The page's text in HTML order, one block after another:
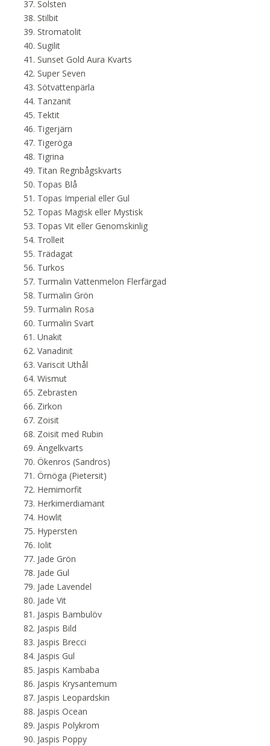
Solsten
Stilbit
Stromatolit
Sugilit
Sunset Gold Aura Kvarts
Super Seven
Sötvattenpärla
Tanzanit
Tektit
Tigerjärn
Tigeröga
Tigrina
Titan Regnbågskvarts
Topas Blå
Topas Imperial eller Gul
Topas Magisk eller Mystisk
Topas Vit eller Genomskinlig
Trolleit
Trädagat
Turkos
Turmalin Vattenmelon Flerfärgad
Turmalin Grön
Turmalin Rosa
Turmalin Svart
Unakit
Vanadinit
Variscit Uthål
Wismut
Zebrasten
Zirkon
Zoisit
Zoisit med Rubin
Ängelkvarts
Ökenros (Sandros)
Örnöga (Pietersit)
Hemimorfit
Herkimerdiamant
Howlit
Hypersten
Iolit
Jade Grön
Jade Gul
Jade Lavendel
Jade Vit
Jaspis Bambulöv
Jaspis Bild
Jaspis Brecci
Jaspis Gul
Jaspis Kambaba
Jaspis Krysantemum
Jaspis Leopardskin
Jaspis Ocean
Jaspis Polykrom
Jaspis Poppy